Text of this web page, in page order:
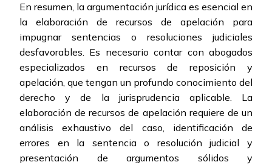
En resumen, la argumentación jurídica es esencial en
la elaboración de recursos de apelación para
impugnar sentencias o resoluciones judiciales
desfavorables. Es necesario contar con abogados
especializados en recursos de reposición y
apelación, que tengan un profundo conocimiento del
derecho y de la jurisprudencia aplicable. La
elaboración de recursos de apelación requiere de un
análisis exhaustivo del caso, identificación de
errores en la sentencia o resolución judicial y
presentación de argumentos sólidos y